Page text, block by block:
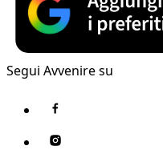
Segui Avvenire su